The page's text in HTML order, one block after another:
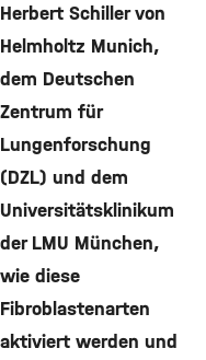
Herbert Schiller von
Helmholtz Munich,
dem Deutschen
Zentrum für
Lungenforschung
(DZL) und dem
Universitätsklinikum
der LMU München,
wie diese
Fibroblastenarten
aktiviert werden und